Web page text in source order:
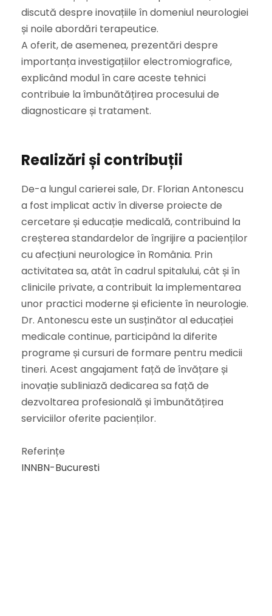
discută despre inovațiile în domeniul neurologiei
și noile abordări terapeutice.
A oferit, de asemenea, prezentări despre
importanța investigațiilor electromiografice,
explicând modul în care aceste tehnici
contribuie la îmbunătățirea procesului de
diagnosticare și tratament.
Realizări și contribuții
De-a lungul carierei sale, Dr. Florian Antonescu
a fost implicat activ în diverse proiecte de
cercetare și educație medicală, contribuind la
creșterea standardelor de îngrijire a pacienților
cu afecțiuni neurologice în România. Prin
activitatea sa, atât în cadrul spitalului, cât și în
clinicile private, a contribuit la implementarea
unor practici moderne și eficiente în neurologie.
Dr. Antonescu este un susținător al educației
medicale continue, participând la diferite
programe și cursuri de formare pentru medicii
tineri. Acest angajament față de învățare și
inovație subliniază dedicarea sa față de
dezvoltarea profesională și îmbunătățirea
serviciilor oferite pacienților.
Referințe
INNBN-Bucuresti